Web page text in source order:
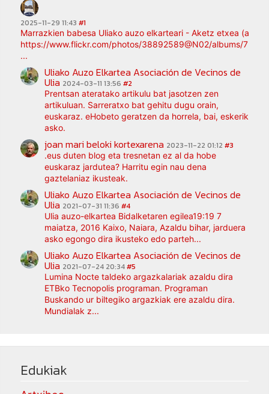
2025-11-29 11:43 #1
Marrazkien babesa Uliako auzo elkarteari - Aketz etxea
https://www.flickr.com/photos/38892589@N02/albums/
...
Uliako Auzo Elkartea Asociación de Vecinos de
Ulia 2024-03-11 13:56 #2
Prentsan ateratako artikulu bat jasotzen zen
artikuluan. Sarreratxo bat gehitu dugu orain,
euskaraz. eHobeto geratzen da horrela, bai, eskerik
asko.
joan mari beloki kortexarena 2023-11-22 01:12 #3
.eus duten blog eta tresnetan ez al da hobe
euskaraz jardutea? Harritu egin nau dena
gaztelaniaz ikusteak.
Uliako Auzo Elkartea Asociación de Vecinos de
Ulia 2021-07-31 11:36 #4
Ulia auzo-elkartea Bidalketaren egilea19:19 7
maiatza, 2016 Kaixo, Naiara, Azaldu bihar, jarduera
asko egongo dira ikusteko edo parteh...
Uliako Auzo Elkartea Asociación de Vecinos de
Ulia 2021-07-24 20:34#5
Lumina Nocte taldeko argazkalariak azaldu dira
ETBko Tecnopolis programan. Programan
Buskando ur biltegiko argazkiak ere azaldu dira.
Mundialak z...
Edukiak